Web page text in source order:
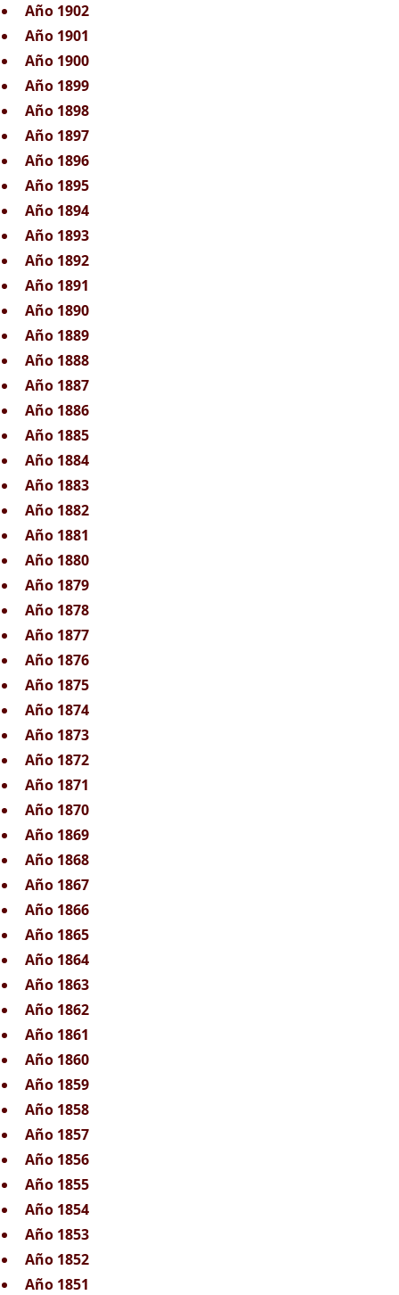
Año 1902
Año 1901
Año 1900
Año 1899
Año 1898
Año 1897
Año 1896
Año 1895
Año 1894
Año 1893
Año 1892
Año 1891
Año 1890
Año 1889
Año 1888
Año 1887
Año 1886
Año 1885
Año 1884
Año 1883
Año 1882
Año 1881
Año 1880
Año 1879
Año 1878
Año 1877
Año 1876
Año 1875
Año 1874
Año 1873
Año 1872
Año 1871
Año 1870
Año 1869
Año 1868
Año 1867
Año 1866
Año 1865
Año 1864
Año 1863
Año 1862
Año 1861
Año 1860
Año 1859
Año 1858
Año 1857
Año 1856
Año 1855
Año 1854
Año 1853
Año 1852
Año 1851